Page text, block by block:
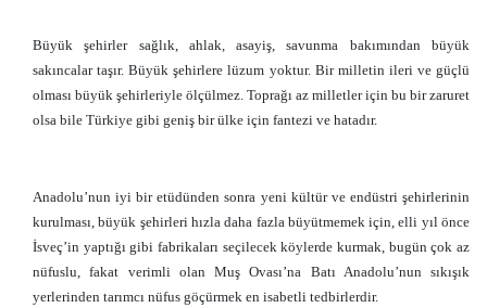
Büyük şehirler sağlık, ahlak, asayiş, savunma bakımından büyük
sakıncalar taşır. Büyük şehirlere lüzum yoktur. Bir milletin ileri ve güçlü
olması büyük şehirleriyle ölçülmez. Toprağı az milletler için bu bir zaruret
olsa bile Türkiye gibi geniş bir ülke için fantezi ve hatadır.
Anadolu’nun iyi bir etüdünden sonra yeni kültür ve endüstri şehirlerinin
kurulması, büyük şehirleri hızla daha fazla büyütmemek için, elli yıl önce
İsveç’in yaptığı gibi fabrikaları seçilecek köylerde kurmak, bugün çok az
nüfuslu, fakat verimli olan Muş Ovası’na Batı Anadolu’nun sıkışık
yerlerinden tarımcı nüfus göçürmek en isabetli tedbirlerdir.